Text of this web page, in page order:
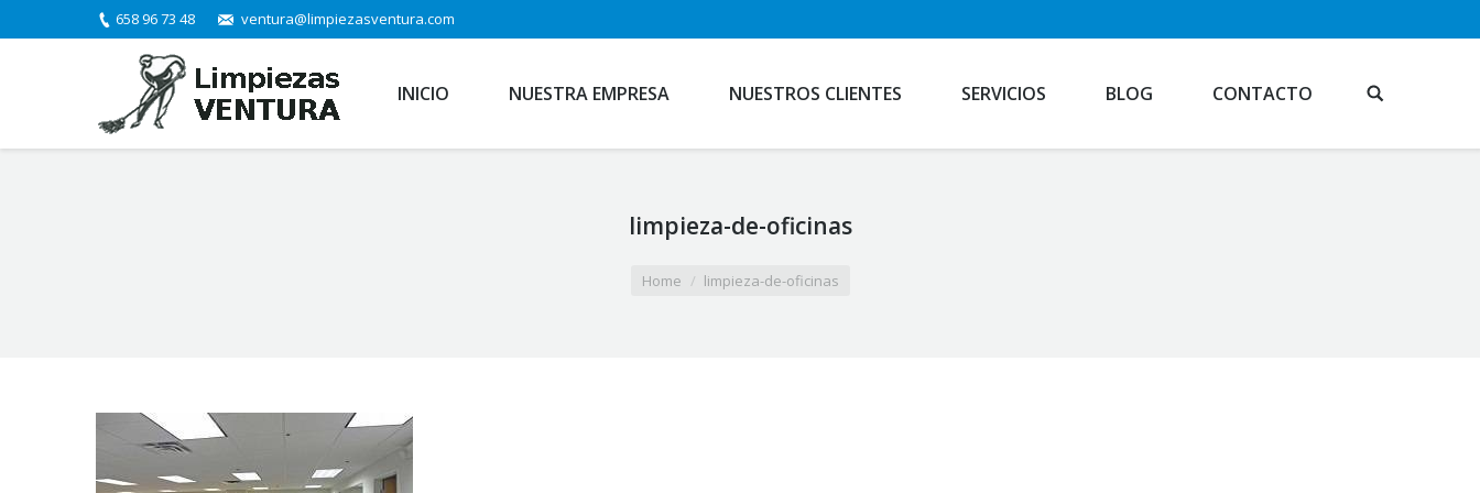
658 96 73 48 ventura@limpiezasventura.com
INICIO NUESTRA EMPRESA NUESTROS CLIENTES SERVICIOS BLOG CONTACTO
limpieza-de-oficinas
Home limpieza-de-oficinas